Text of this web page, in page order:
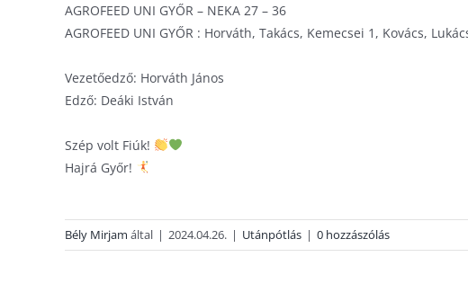
AGROFEED UNI GYŐR – NEKA 27 – 36
AGROFEED UNI GYŐR : Horváth, Takács, Kemecsei 1, Kovács,
Vezetőedző: Horváth János
Edző: Deáki István
Szép volt Fiúk!
Hajrá Győr!
Bély Mirjam által | 2024.04.26. | Utánpótlás | 0 hozzászólás